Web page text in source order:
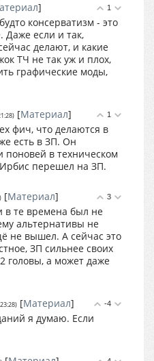
1
]
консерватизм - это
Даже если и так,
делают, и какие
ТЧ не так уж и плох,
графические моды,
1
[Материал]
фич, что делаются в
есть в ЗП. Он
поновей в техническом
перешел на ЗП.
3
[Материал]
в те времена был не
альтернативы не
не вышел. А сейчас это
ЗП сильнее своих
головы, а может даже
-4
[Материал]
я думаю. Если